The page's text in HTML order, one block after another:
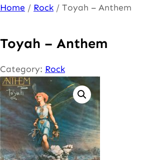
Ga
de
inhoud
Home / Rock / Toyah – Anthem
Toyah – Anthem
Category: Rock